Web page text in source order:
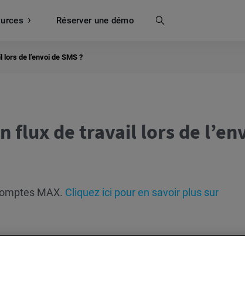
Réserver une démo
Recherche
de l’envoi de SMS ?
flux de travail lors de
MAX. Cliquez ici pour en savoir plus sur
massif de SMS à l’échelle mondiale, notez que
marché, vous devez vous familiariser avec les
Web de notre fournisseur Vonage. Nous ne